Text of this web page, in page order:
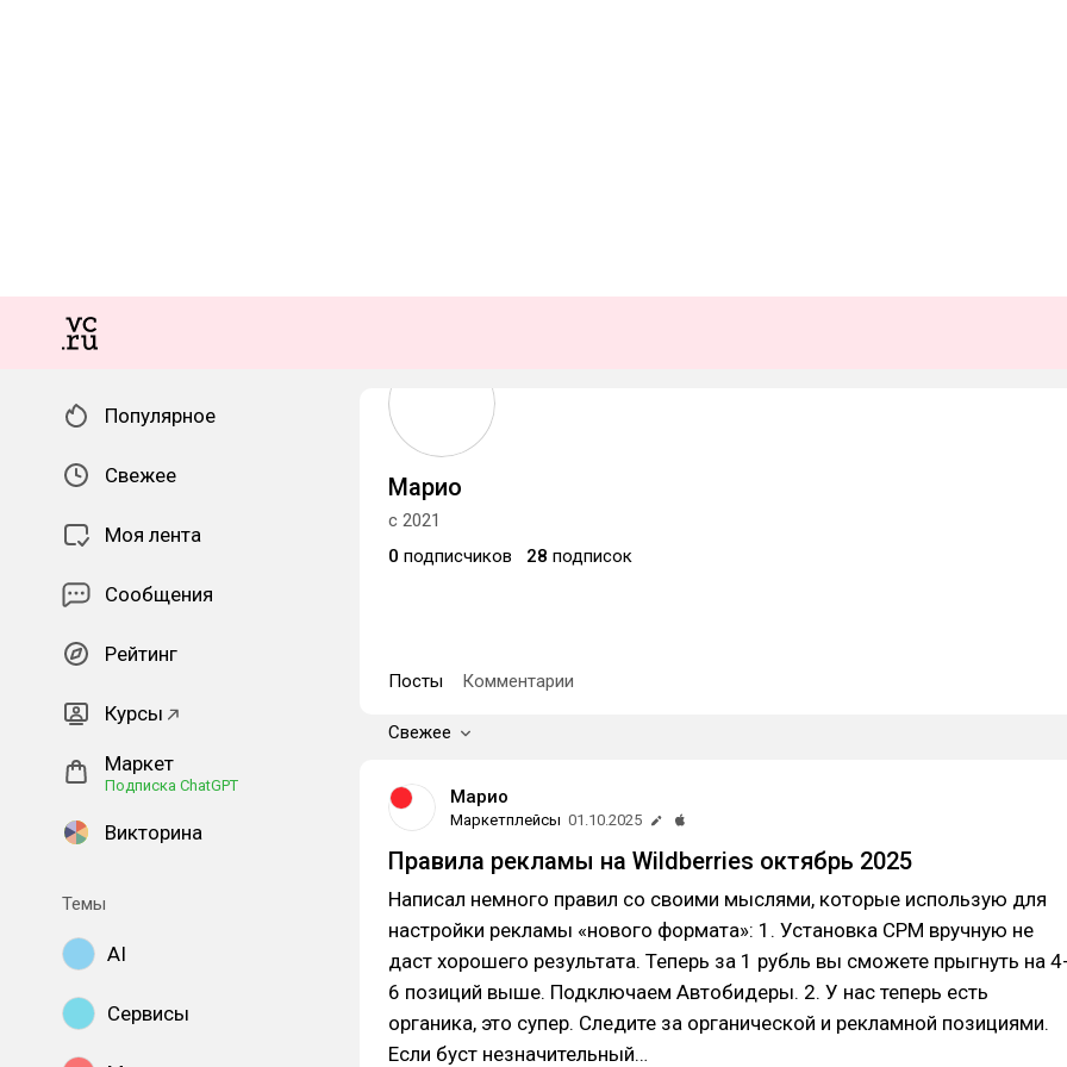
Популярное
Свежее
Моя лента
Сообщения
Рейтинг
Курсы
Маркет
Подписка ChatGPT
Викторина
Темы
AI
Сервисы
Марио
с 2021
0 подписчиков 28 подписок
Посты Комментарии
Свежее
Марио
Маркетплейсы 01.10.2025
Правила рекламы на Wildberries октябрь 2025
Написал немного правил со своими мыслями, которые использую для
настройки рекламы «нового формата»: 1. Установка СРМ вручную не
даст хорошего результата. Теперь за 1 рубль вы сможете прыгнуть на
6 позиций выше. Подключаем Автобидеры. 2. У нас теперь есть
органика, это супер. Следите за органической и рекламной позициями.
Если буст незначительный…